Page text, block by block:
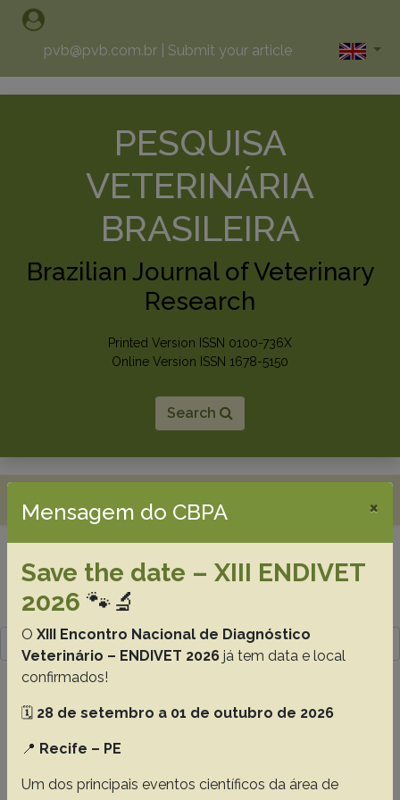
pvb@pvb.com.br Submit your article
PESQUISA
VETERINÁRIA
BRASILEIRA
Brazilian Journal of Veterinary
Research
Printed Version ISSN 0100-736X
Online Version ISSN 1678-5150
Search
Resultado da pesquisa (3)
Termo utilizado na pesquisa
Oliveira S.A.M.
#1 - Prokaryotic expression of a truncated
form of bovine herpesvirus 1 glycoprotein E
33(1):41-46
Oliveira S.A.M. Brum M.C.S. Anziliero D.
Dellagostin O.
Mensagem do CBPA ×
Save the date – XIII ENDIVET
2026 🐾🔬
O XIII Encontro Nacional de Diagnóstico
Veterinário – ENDIVET 2026 já tem data e local
confirmados!
🗓️ 28 de setembro a 01 de outubro de 2026
📍 Recife – PE
Um dos principais eventos científicos da área de